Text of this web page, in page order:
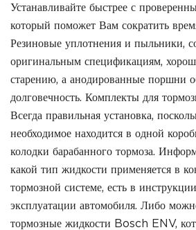
Устанавливайте быстрее с
который поможет Вам сократить
Резиновые уплотнения и пыльники,
оригинальным спецификациям,
старению, а анодированные поршни
долговечность. Комплекты для
Всегда правильная установка,
необходимое находится в одной
колодки барабанного тормоза.
какой тип жидкости применяется в
тормозной системе, есть в
эксплуатации автомобиля. Либо
тормозные жидкости Bosch ENV,